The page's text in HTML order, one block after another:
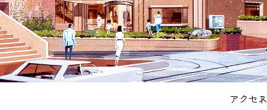
アクセス